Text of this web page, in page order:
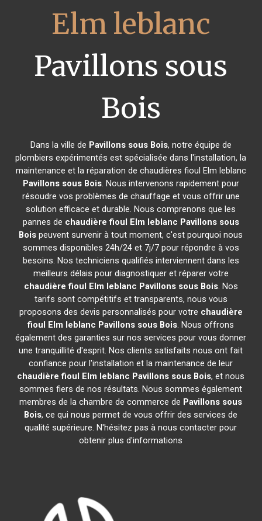
Elm leblanc
Pavillons sous
Bois
Dans la ville de Pavillons sous Bois, notre équipe de
plombiers expérimentés est spécialisée dans l'installation, la
maintenance et la réparation de chaudières fioul Elm leblanc
Pavillons sous Bois. Nous intervenons rapidement pour
résoudre vos problèmes de chauffage et vous offrir une
solution efficace et durable. Nous comprenons que les
pannes de chaudière fioul Elm leblanc Pavillons sous
Bois peuvent survenir à tout moment, c'est pourquoi nous
sommes disponibles 24h/24 et 7j/7 pour répondre à vos
besoins. Nos techniciens qualifiés interviennent dans les
meilleurs délais pour diagnostiquer et réparer votre
chaudière fioul Elm leblanc Pavillons sous Bois. Nos
tarifs sont compétitifs et transparents, nous vous
proposons des devis personnalisés pour votre chaudière
fioul Elm leblanc Pavillons sous Bois. Nous offrons
également des garanties sur nos services pour vous donner
une tranquillité d'esprit. Nos clients satisfaits nous ont fait
confiance pour l'installation et la maintenance de leur
chaudière fioul Elm leblanc Pavillons sous Bois, et nous
sommes fiers de nos résultats. Nous sommes également
membres de la chambre de commerce de Pavillons sous
Bois, ce qui nous permet de vous offrir des services de
qualité supérieure. N'hésitez pas à nous contacter pour
obtenir plus d'informations